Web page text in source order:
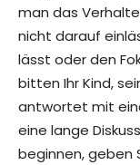
man das
nicht darauf
lässt oder den
bitten Ihr Kind,
antwortet mit
eine lange
beginnen, geben